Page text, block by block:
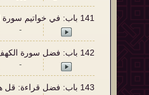
141 ‌‌باب: في خواتيم سورة البقرة 04-09-1442
-
142 ‌‌باب: فضل سورة الكهف 05-09-1442
-
143 ‌‌باب: فضل قراءة: قل هو الله أحد 06-09-1442